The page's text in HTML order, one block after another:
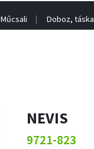
Műcsali Doboz, táska
NEVIS
9721-823